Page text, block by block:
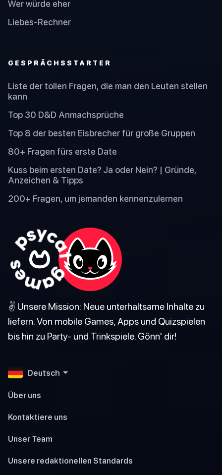
Wer würde eher
Liebes-Rechner
GESPRÄCHSSTARTER
Liste der tollen Fragen, die man den Leuten stellen
kann
Top 30 D&D Anmachsprüche
Top 8 der besten Eisbrecher für große Gruppen
80+ Fragen fürs erste Date
Kuss beim ersten Date? Ja oder Nein? | Gründe,
Anzeichen & Tipps
200+ Fragen, um jemanden kennenzulernen
✌️ Unsere Mission: Neue unterhaltsame Inhalte zu
liefern. Von mobile Games, Apps und Quizspielen
bis hin zu Party- und Trinkspiele. Gönn' dir!
Deutsch
Über uns
Kontaktiere uns
Unser Team
Unsere redaktionellen Standards